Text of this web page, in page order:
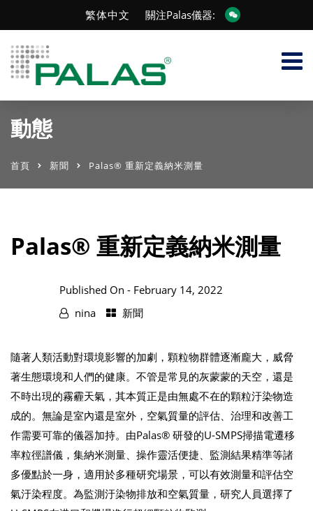
繁体中文 關注Palas儀器:
動態
首頁 新聞 Palas® 重新定義納米測量
Palas® 重新定義納米測量
Published On - February 14, 2022
nina
新聞
隨著人類活動對環境影響的加劇，顆粒物群體逐漸龐大，威脅
著生態環境和人們的健康。不管是常見的灰蒙蒙的天空，還是
不時出現的霧霾天氣，其本質正是由無處不在的顆粒汙染物造
成的。無論是室內還是室外，空氣質量的評估、治理和改善工
作需要可靠的儀器加持。由Palas® 研發的U-SMPS掃描電遷移
率粒徑譜儀，集納米測量、操作靈活便捷、監測結果精準等諸
多優點於一身，適用於多種研究場景，可以有效測量和評估空
氣汙染程度。為監測汙染物排放和空氣質量，研究人員選擇了